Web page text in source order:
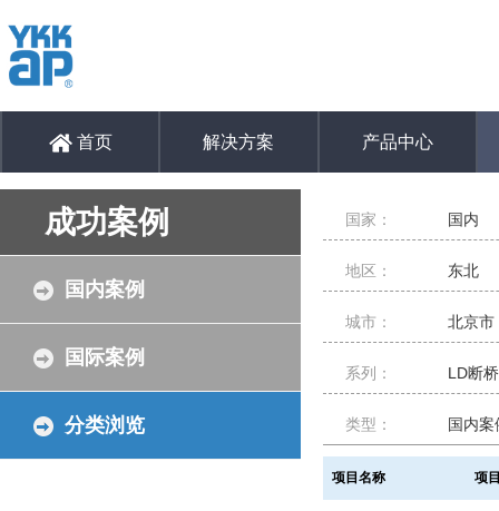
首页 解决方案 产品中心
成功案例
国内案例
国际案例
分类浏览
国家： 国内
地区： 东北
城市： 北京市
系列： LD断
类型： 国内案
项目名称 项